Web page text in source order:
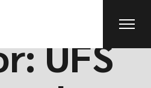
UFS